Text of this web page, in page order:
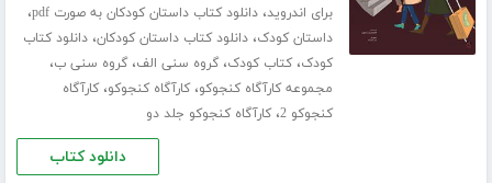
برای اندروید،دانلود کتاب داستان کودکان به صورت pdf ،
داستان کودک،دانلود کتاب داستان کودکان،دانلود کتاب
کودک،کتاب کودک،گروه سنی الف،گروه سنی ب،
مجموعه کارآگاه کنجوکو،کارآگاه کنجوکو،کارآگاه
کنجوکو 2 ،کارآگاه کنجوکو جلد دو
دانلود کتاب